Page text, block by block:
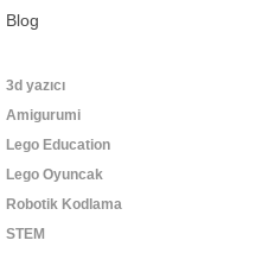
Blog
3d yazıcı
Amigurumi
Lego Education
Lego Oyuncak
Robotik Kodlama
STEM